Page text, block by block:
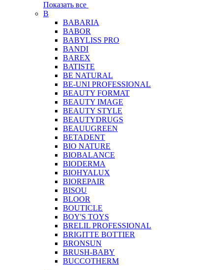
Показать все
B
BABARIA
BABOR
BABYLISS PRO
BANDI
BAREX
BATISTE
BE NATURAL
BE-UNI PROFESSIONAL
BEAUTY FORMAT
BEAUTY IMAGE
BEAUTY STYLE
BEAUTYDRUGS
BEAUUGREEN
BETADENT
BIO NATURE
BIOBALANCE
BIODERMA
BIOHYALUX
BIOREPAIR
BISOU
BLOOR
BOUTICLE
BOY'S TOYS
BRELIL PROFESSIONAL
BRIGITTE BOTTIER
BRONSUN
BRUSH-BABY
BUCCOTHERM